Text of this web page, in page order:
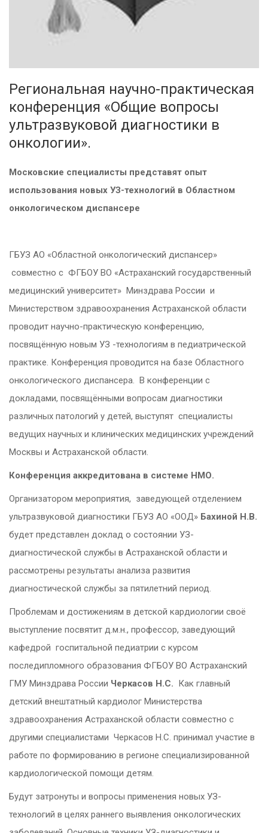
Региональная научно-практическая
конференция «Общие вопросы
ультразвуковой диагностики в
онкологии».
Московские специалисты представят опыт
использования новых УЗ-технологий в Областном
онкологическом диспансере
ГБУЗ АО «Областной онкологический диспансер»
совместно с ФГБОУ ВО «Астраханский государственный
медицинский университет» Минздрава России и
Министерством здравоохранения Астраханской области
проводит научно-практическую конференцию,
посвящённую новым УЗ -технологиям в педиатрической
практике. Конференция проводится на базе Областного
онкологического диспансера. В конференции с
докладами, посвящёнными вопросам диагностики
различных патологий у детей, выступят специалисты
ведущих научных и клинических медицинских учреждений
Москвы и Астраханской области.
Конференция аккредитована в системе НМО.
Организатором мероприятия, заведующей отделением
ультразвуковой диагностики ГБУЗ АО «ООД» Бахиной Н.В.
будет представлен доклад о состоянии УЗ-
диагностической службы в Астраханской области и
рассмотрены результаты анализа развития
диагностической службы за пятилетний период.
Проблемам и достижениям в детской кардиологии своё
выступление посвятит д.м.н., профессор, заведующий
кафедрой госпитальной педиатрии с курсом
последипломного образования ФГБОУ ВО Астраханский
ГМУ Минздрава России Черкасов Н.С. Как главный
детский внештатный кардиолог Министерства
здравоохранения Астраханской области совместно с
другими специалистами Черкасов Н.С. принимал участие в
работе по формированию в регионе специализированной
кардиологической помощи детям.
Будут затронуты и вопросы применения новых УЗ-
технологий в целях раннего выявления онкологических